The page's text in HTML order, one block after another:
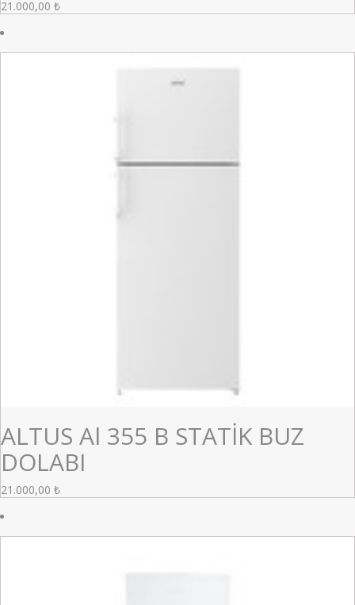
21.000,00 ₺
ALTUS Al 355 B STATİK BUZ
DOLABI
21.000,00 ₺